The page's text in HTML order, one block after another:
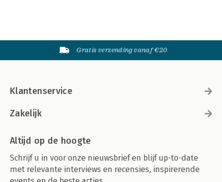
Gratis verzending vanaf €20
Klantenservice
Zakelijk
Altijd op de hoogte
Schrijf u in voor onze nieuwsbrief en blijf up-to-date
met relevante interviews en recensies, inspirerende